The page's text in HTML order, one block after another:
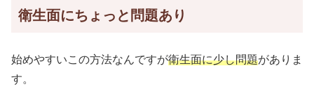
衛生面にちょっと問題あり
始めやすいこの方法なんですが衛生面に少し問題がありま
す。